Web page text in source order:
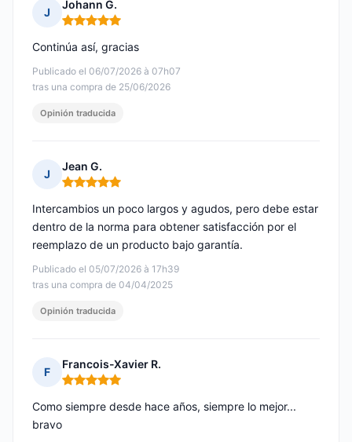
J
Johann G.
Nota: 5 de 5
Publicado el 06/07/2026 à 07h07
tras una compra de 25/06/2026
Continúa así, gracias
Opinión traducida
J
Jean G.
Nota: 5 de 5
Publicado el 05/07/2026 à 17h39
tras una compra de 04/04/2025
Intercambios un poco largos y agudos, pero debe estar
dentro de la norma para obtener satisfacción por el
reemplazo de un producto bajo garantía.
Opinión traducida
F
Francois-Xavier R.
Nota: 5 de 5
Como siempre desde hace años, siempre lo mejor...
bravo